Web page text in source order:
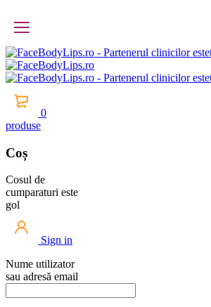
0
produse
Coș
Cosul de
cumparaturi este
gol
Sign in
Nume utilizator
sau adresă email